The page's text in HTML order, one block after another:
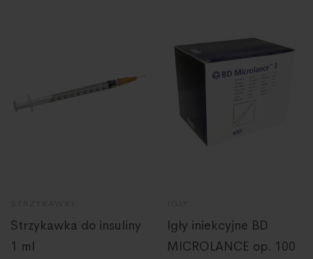
Strzykawka do insuliny
1 ml
Igły iniekcyjne BD
MICROLANCE op. 100